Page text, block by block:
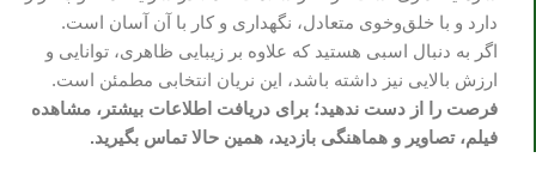
دارد و با خلق‌وخوی متعادل، نگهداری و کار با آن آسان است.
اگر به دنبال اسبی هستید که علاوه بر زیبایی ظاهری، توانایی و
ارزش بالایی نیز داشته باشد، این نریان انتخابی مطمئن است.
فرصت را از دست ندهید؛ برای دریافت اطلاعات بیشتر، مشاهده
فیلم، تصاویر و هماهنگی بازدید، همین حالا تماس بگیرید.